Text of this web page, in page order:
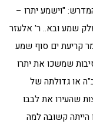
"וישמע יתרו –
שמע ובא.. ר' אלעזר
קריעת ים סוף שמע
שמשכו את יתרו
או גדולתה של
שהעירו את לבבו
הייתה קשובה למה